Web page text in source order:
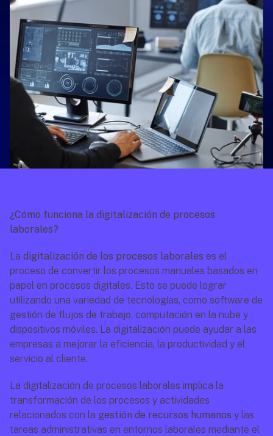
¿Cómo funciona la digitalización de procesos
laborales?
La digitalización de los procesos laborales es el
proceso de convertir los procesos manuales basados en
papel en procesos digitales. Esto se puede lograr
utilizando una variedad de tecnologías, como software de
gestión de flujos de trabajo, computación en la nube y
dispositivos móviles. La digitalización puede ayudar a las
empresas a mejorar la eficiencia, la productividad y el
servicio al cliente.
La digitalización de procesos laborales implica la
transformación de los procesos y actividades
relacionados con la gestión de recursos humanos y las
tareas administrativas en entornos laborales mediante el